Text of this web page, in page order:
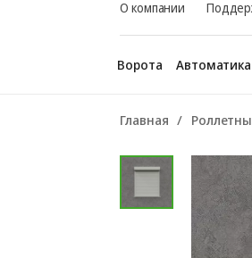
О компании
Ворота
Главная